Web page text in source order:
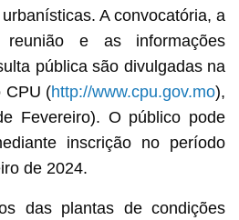
A convocatória, a
e as informações
pública são divulgadas na
CPU (http://www.cpu.gov.mo),
Fevereiro). O público pode
inscrição no período
de 2024.
das plantas de condições